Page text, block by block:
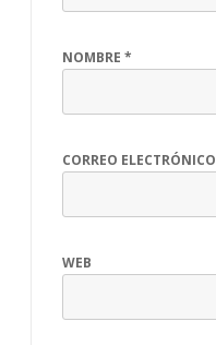
NOMBRE *
CORREO ELECTRÓNICO
WEB